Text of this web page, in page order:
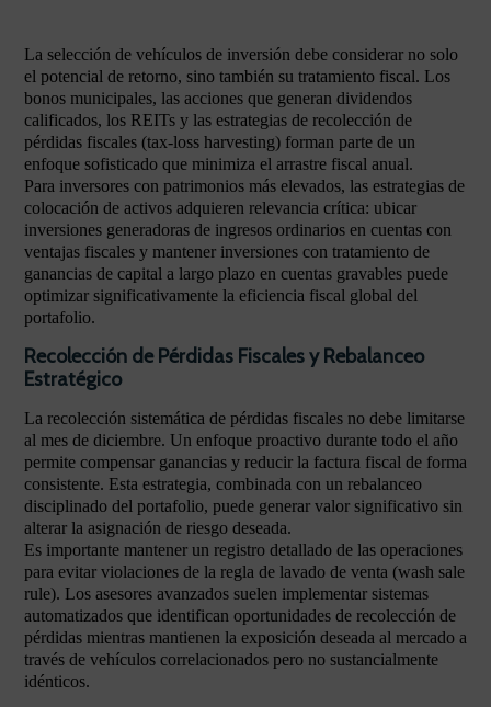
La selección de vehículos de inversión debe considerar no solo
el potencial de retorno, sino también su tratamiento fiscal. Los
bonos municipales, las acciones que generan dividendos
calificados, los REITs y las estrategias de recolección de
pérdidas fiscales (tax-loss harvesting) forman parte de un
enfoque sofisticado que minimiza el arrastre fiscal anual.
Para inversores con patrimonios más elevados, las estrategias de
colocación de activos adquieren relevancia crítica: ubicar
inversiones generadoras de ingresos ordinarios en cuentas con
ventajas fiscales y mantener inversiones con tratamiento de
ganancias de capital a largo plazo en cuentas gravables puede
optimizar significativamente la eficiencia fiscal global del
portafolio.
Recolección de Pérdidas Fiscales y Rebalanceo
Estratégico
La recolección sistemática de pérdidas fiscales no debe limitarse
al mes de diciembre. Un enfoque proactivo durante todo el año
permite compensar ganancias y reducir la factura fiscal de forma
consistente. Esta estrategia, combinada con un rebalanceo
disciplinado del portafolio, puede generar valor significativo sin
alterar la asignación de riesgo deseada.
Es importante mantener un registro detallado de las operaciones
para evitar violaciones de la regla de lavado de venta (wash sale
rule). Los asesores avanzados suelen implementar sistemas
automatizados que identifican oportunidades de recolección de
pérdidas mientras mantienen la exposición deseada al mercado a
través de vehículos correlacionados pero no sustancialmente
idénticos.